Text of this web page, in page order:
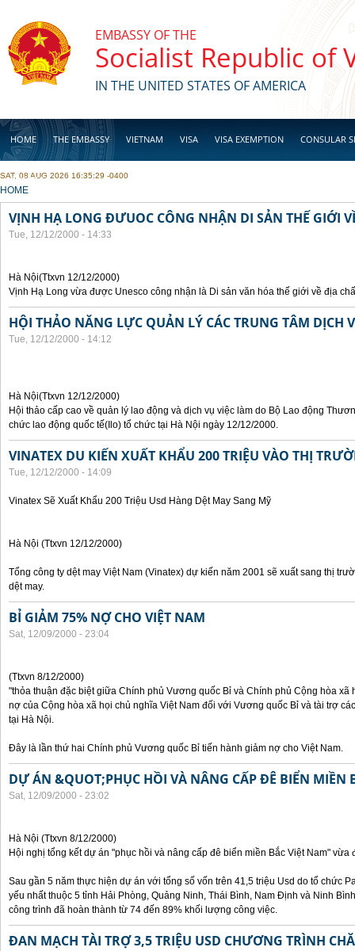
EMBASSY OF THE
Socialist Republic of
IN THE UNITED STATES OF AMERICA
HOME THE EMBASSY VIETNAM VISA VISA EXEMPTION CONSULAR
BUSINESS
SAT, 08 AUG 2026 16:35:29 -0400
YOU ARE HERE
HOME
VỊNH HẠ LONG ĐƯUOC CÔNG NHẬN DI SẢN THẾ GIỚI
Tue, 12/12/2000 - 14:33
Hà Nội(Ttxvn 12/12/2000)
Vịnh Hạ Long vừa được Unesco công nhận là Di sản văn hóa thế giới về địa
HỘI THẢO NĂNG LỰC QUẢN LÝ CÁC TRUNG TÂM DỊCH
Tue, 12/12/2000 - 14:12
Hà Nội(Ttxvn 12/12/2000)
Hội thảo cấp cao về quản lý lao động và dịch vụ việc làm do Bộ Lao động
chức lao động quốc tế(Ilo) tổ chức tại Hà Nội ngày 12/12/2000.
VINATEX DU KIẾN XUẤT KHẨU 200 TRIỆU VÀO THỊ
Tue, 12/12/2000 - 14:09
Vinatex Sẽ Xuất Khẩu 200 Triệu Usd Hàng Dệt May Sang Mỹ
Hà Nội (Ttxvn 12/12/2000)
Tổng công ty dệt may Việt Nam (Vinatex) dự kiến năm 2001 sẽ xuất sang thị
dệt may.
BỈ GIẢM 75% NỢ CHO VIỆT NAM
Sat, 12/09/2000 - 23:04
(Ttxvn 8/12/2000)
"thỏa thuận đặc biệt giữa Chính phủ Vương quốc Bỉ và Chính phủ Cộng hòa xã
nợ của Cộng hòa xã họi chủ nghĩa Việt Nam đối với Vương quốc Bỉ và tài trợ
tại Hà Nội.
Đây là lần thứ hai Chính phủ Vương quốc Bỉ tiến hành giảm nợ cho Việt Nam.
DỰ ÁN &QUOT;PHỤC HỒI VÀ NÂNG CẤP ĐÊ BIỂN MIỀN
Sat, 12/09/2000 - 23:02
Hà Nội (Ttxvn 8/12/2000)
Hội nghị tổng kết dự án "phục hồi và nâng cấp đê biển miền Bắc Việt Nam" vừa
Sau gần 5 năm thực hiện dự án với tổng số vốn trên 41,5 triệu Usd do tổ chức
yếu nhất thuộc 5 tỉnh Hải Phòng, Quảng Ninh, Thái Bình, Nam Định và Ninh
công trình đã hoàn thành từ 74 đến 89% khối lượng công việc.
ĐAN MẠCH TÀI TRỢ 3,5 TRIỆU USD CHƯƠNG TRÌNH